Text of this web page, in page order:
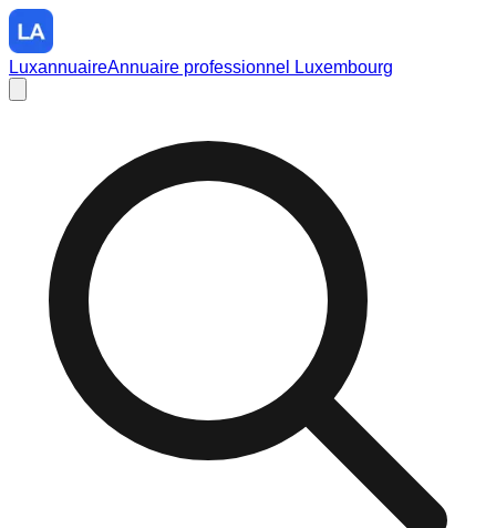
LuxannuaireAnnuaire professionnel Luxembourg